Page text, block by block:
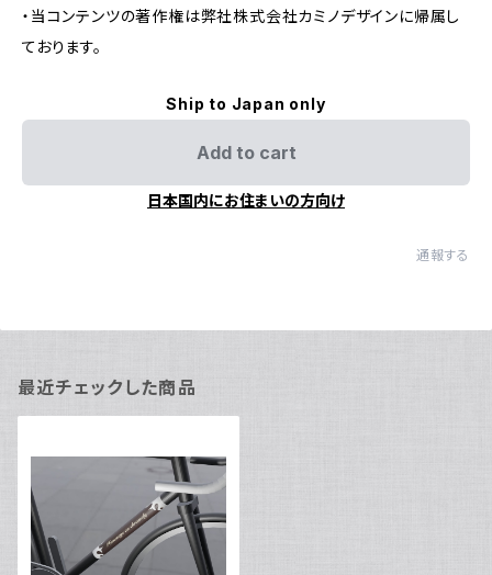
・当コンテンツの著作権は弊社株式会社カミノデザインに帰属し
ております。
Ship to Japan only
Add to cart
日本国内にお住まいの方向け
通報する
最近チェックした商品